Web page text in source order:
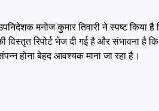
मनोज कुमार तिवारी ने स्पष्ट
विस्तृत रिपोर्ट भेज दी गई है और संभावना
होना बेहद आवश्यक माना जा रहा है।